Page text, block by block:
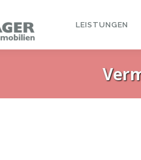
LEISTUNGEN